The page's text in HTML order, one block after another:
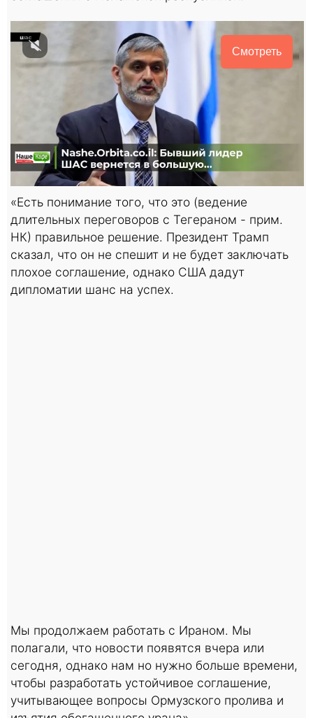
Смотреть
«Есть понимание того, что это (ведение
длительных переговоров с Тегераном - прим.
НК) правильное решение. Президент Трамп
сказал, что он не спешит и не будет заключать
плохое соглашение, однако США дадут
дипломатии шанс на успех.
Мы продолжаем работать с Ираном. Мы
полагали, что новости появятся вчера или
сегодня, однако нам но нужно больше времени,
чтобы разработать устойчивое соглашение,
учитывающее вопросы Ормузского пролива и